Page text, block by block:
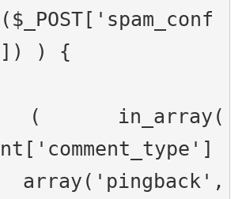
) {
in_array(